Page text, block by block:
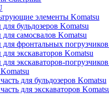
элементы Komatsu
бульдозеров Komatsu
самосвалов Komatsu
фронтальных
экскаваторов Komatsu
экскаваторов-
для бульдозеров Komatsu
для экскаваторов